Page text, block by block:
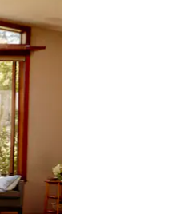
tocando y deslizando la pantalla.